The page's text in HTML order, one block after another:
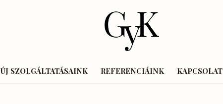
ÚJ SZOLGÁLTATÁSAINK REFERENCIÁINK KAPCSOLAT